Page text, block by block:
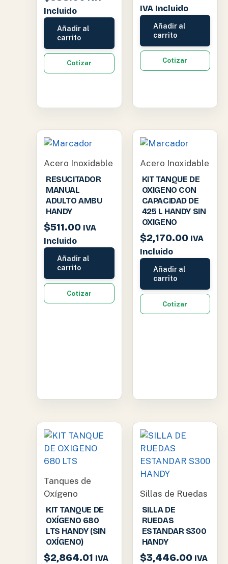
Incluido
Añadir al
carrito
Cotizar
IVA Incluido
Añadir al
carrito
Cotizar
Acero Inoxidable
RESUCITADOR
MANUAL
ADULTO AMBU
HANDY
$511.00 IVA
Incluido
Añadir al
carrito
Cotizar
Acero Inoxidable
KIT TANQUE DE
OXIGENO CON
CAPACIDAD DE
425 L HANDY SIN
OXIGENO
$2,170.00 IVA
Incluido
Añadir al
carrito
Cotizar
Tanques de
Oxígeno
KIT TANQUE DE
OXÍGENO 680
LTS HANDY (SIN
OXÍGENO)
$2,864.01 IVA
Sillas de Ruedas
SILLA DE
RUEDAS
ESTANDAR S300
HANDY
$3,446.00 IVA